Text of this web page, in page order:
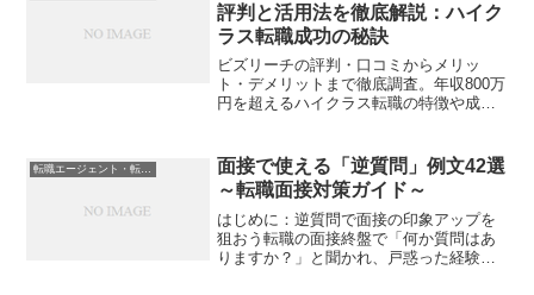
評判と活用法を徹底解説：ハイク
ラス転職成功の秘訣
ビズリーチの評判・口コミからメリッ
ト・デメリットまで徹底調査。年収800万
円を超えるハイクラス転職の特徴や成功
転職エージェント・転職サイト
面接で使える「逆質問」例文42選
～転職面接対策ガイド～
はじめに：逆質問で面接の印象アップを
狙おう転職の面接終盤で「何か質問はあ
りますか？」と聞かれ、戸惑った経験は